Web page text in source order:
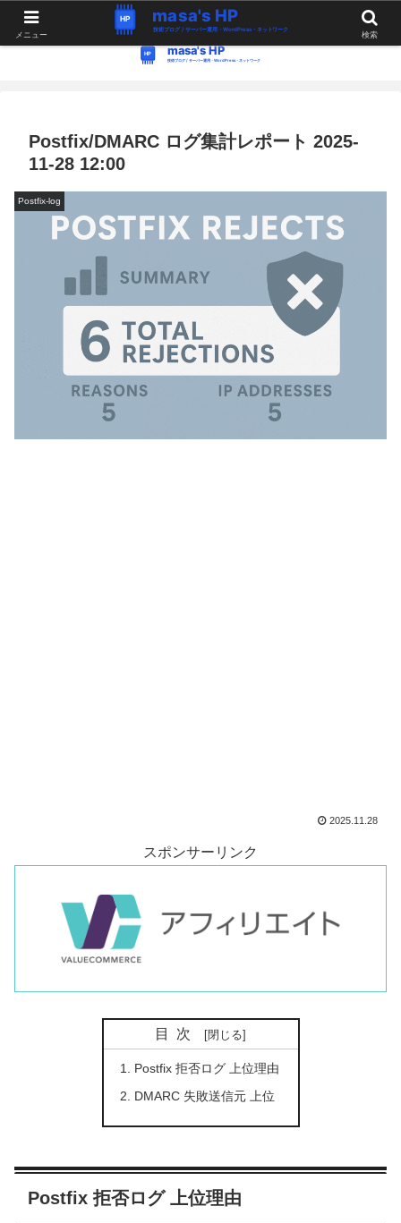
WordPress・Linux関連の情報。つぶやき。
Postfix/DMARC ログ集計レポート 2025-
11-28 12:00
Postfix-log
2025.11.28
スポンサーリンク
目次
Postfix 拒否ログ 上位理由
DMARC 失敗送信元 上位
Postfix 拒否ログ 上位理由
メニュー 検索